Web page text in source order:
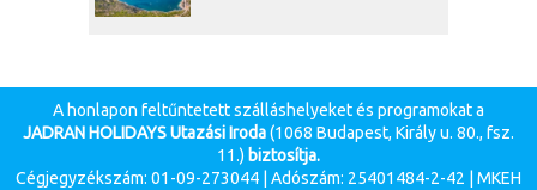
A honlapon feltűntetett szálláshelyeket és programokat a
JADRAN HOLIDAYS Utazási Iroda(1068 Budapest, Király u. 80., fsz.
11.) biztosítja.
Cégjegyzékszám: 01-09-273044 | Adószám: 25401484-2-42 | MKEH